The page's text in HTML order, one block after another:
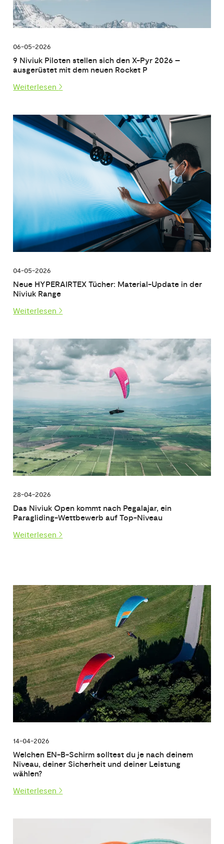
06-05-2026
9 Niviuk Piloten stellen sich den X-Pyr 2026 –
ausgerüstet mit dem neuen Rocket P
Weiterlesen
04-05-2026
Neue HYPERAIRTEX Tücher: Material-Update in der
Niviuk Range
Weiterlesen
28-04-2026
Das Niviuk Open kommt nach Pegalajar, ein
Paragliding-Wettbewerb auf Top-Niveau
Weiterlesen
14-04-2026
Welchen EN-B-Schirm solltest du je nach deinem
Niveau, deiner Sicherheit und deiner Leistung
wählen?
Weiterlesen